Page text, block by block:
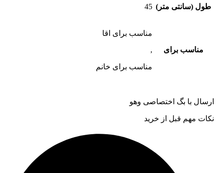
طول (سانتی متر) 45
مناسب برای
مناسب برای اقا
,
مناسب برای خانم
ارسال با بگ اختصاصی وهو
نکات مهم قبل از خرید